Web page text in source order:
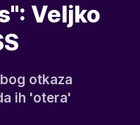
Veljko
otkaza
ih 'otera'